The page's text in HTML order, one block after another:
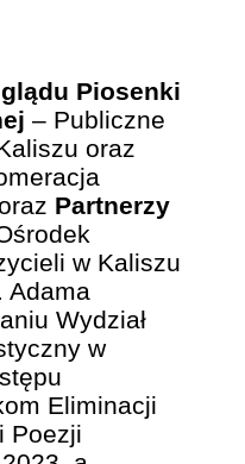
Piosenki
– Publiczne
oraz
Partnerzy
w Kaliszu
Adama
Wydział
w
Eliminacji
Poezji